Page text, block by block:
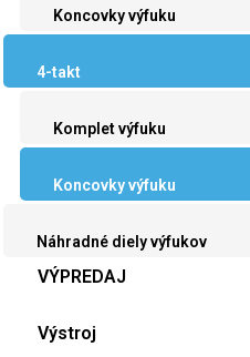
Koncovky výfuku
4-takt
Komplet výfuku
Koncovky výfuku
Náhradné diely výfukov
VÝPREDAJ
Výstroj